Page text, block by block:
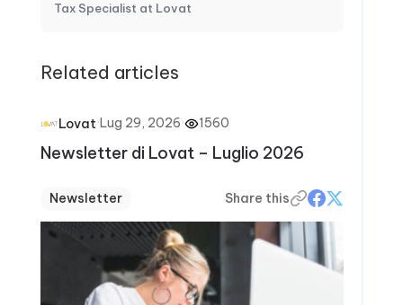
Tax Specialist at Lovat
Related articles
Lovat·Lug 29, 2026· 1560
Newsletter di Lovat – Luglio 2026
Newsletter Share this